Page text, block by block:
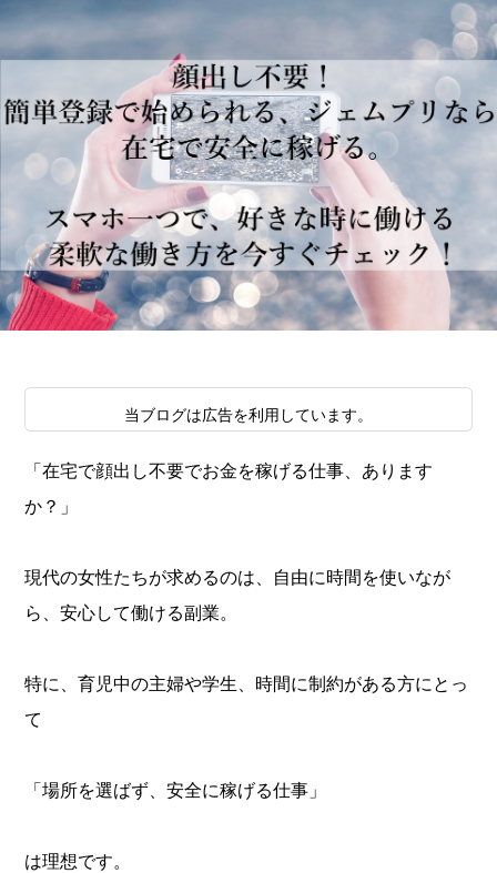
当ブログは広告を利用しています。
「在宅で顔出し不要でお金を稼げる仕事、あります
か？」
現代の女性たちが求めるのは、自由に時間を使いなが
ら、安心して働ける副業。
特に、育児中の主婦や学生、時間に制約がある方にとっ
て
「場所を選ばず、安全に稼げる仕事」
は理想です。